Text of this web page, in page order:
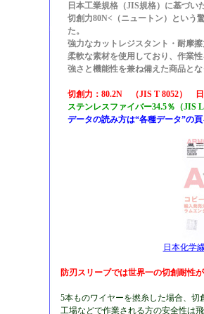
日本工業規格（JIS規格）に基づい
切創力80N<（ニュートン）という
た。
強力なカットレジスタント・耐摩擦
柔軟な素材を使用しており、作業性
強さと機能性を兼ね備えた商品とな
切創力：80.2N （JIS T 8052） 日
ステンレスファイバー34.5％（JIS
データの読み方は“各種データ”の頁
日本化学
防刃スリーブでは世界一の切創耐性が
5本ものワイヤーを撚糸した場合、
工場などで作業される方の安全性は